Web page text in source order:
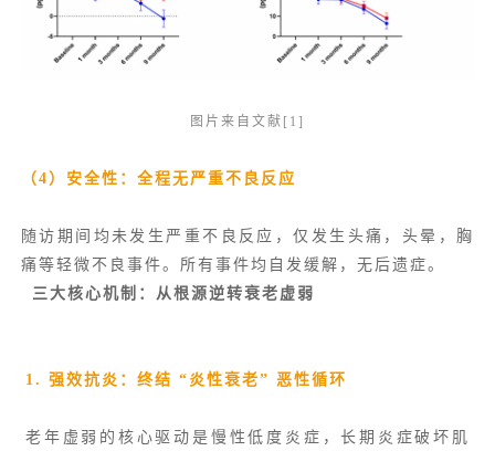
图片来自文献[1]
（4）安全性：全程无严重不良反应
随访期间均未发生严重不良反应，仅发生头痛，头晕，胸
痛等轻微不良事件。所有事件均自发缓解，无后遗症。
三大核心机制：从根源逆转衰老虚弱
1. 强效抗炎：终结 “炎性衰老” 恶性循环
老年虚弱的核心驱动是慢性低度炎症，长期炎症破坏肌